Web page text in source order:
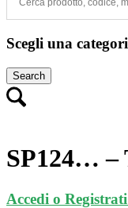
Scegli una
Search
SP124… –
Accedi o